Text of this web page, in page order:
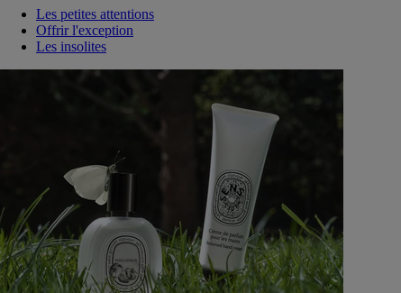
Les petites attentions
Offrir l'exception
Les insolites